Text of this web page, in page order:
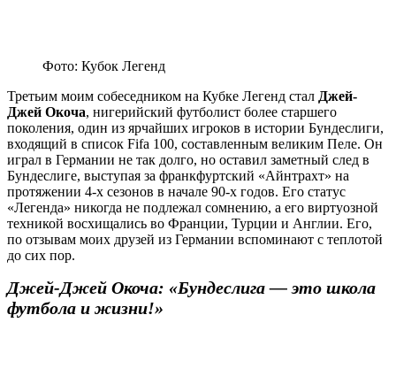
Фото: Кубок Легенд
Третьим моим собеседником на Кубке Легенд стал Джей-
Джей Окоча, нигерийский футболист более старшего
поколения, один из ярчайших игроков в истории Бундеслиги,
входящий в список Fifa 100, cоставленным великим Пеле. Он
играл в Германии не так долго, но оставил заметный след в
Бундеслиге, выступая за франкфуртский «Айнтрахт» на
протяжении 4-х сезонов в начале 90-х годов. Его статус
«Легенда» никогда не подлежал сомнению, а его виртуозной
техникой восхищались во Франции, Турции и Англии. Его,
по отзывам моих друзей из Германии вспоминают с теплотой
до сих пор.
Джей-Джей Окоча: «Бундеслига — это школа
футбола и жизни!»